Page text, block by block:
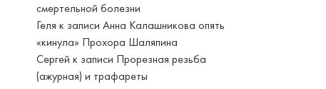
смертельной болезни
Геля к записиАнна Калашникова опять
«кинула» Прохора Шаляпина
Сергей к записи Прорезная резьба
(ажурная) и трафареты